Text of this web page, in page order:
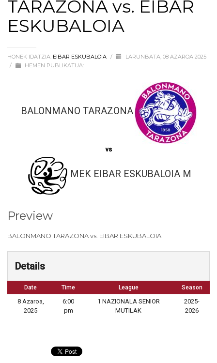
TARAZONA vs. EIBAR
ESKUBALOIA
HONEK IDATZIA: EIBAR ESKUBALOIA /
LARUNBATA, 08 AZAROA 2025
/
HEMEN PUBLIKATUA:
BALONMANO TARAZONA
vs
MEK EIBAR ESKUBALOIA M
Preview
BALONMANO TARAZONA vs. EIBAR ESKUBALOIA
Details
Date Time League Season
8 Azaroa,
2025
6:00
pm
1 NAZIONALA SENIOR
MUTILAK
2025-
2026